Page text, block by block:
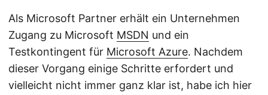
Als Microsoft Partner erhält ein Unternehmen
Zugang zu Microsoft MSDN und ein
Testkontingent für Microsoft Azure. Nachdem
dieser Vorgang einige Schritte erfordert und
vielleicht nicht immer ganz klar ist, habe ich hier